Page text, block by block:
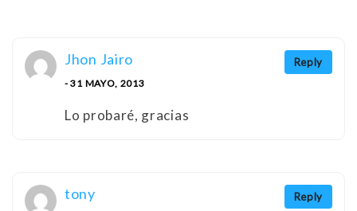
Reply
Jhon Jairo
- 31 MAYO, 2013
Lo probaré, gracias
Reply
tony